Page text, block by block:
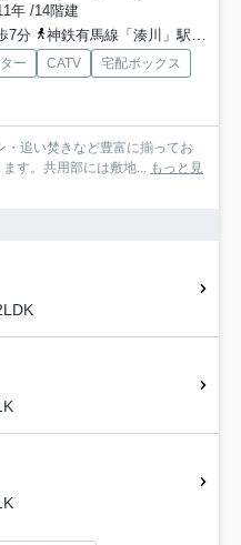
年 /14階建
7分
神鉄有馬線「湊川」駅 徒歩11分
ー CATV
宅配ボックス
追い焚きなど豊富に揃ってお
す。共用部には敷地... もっと見